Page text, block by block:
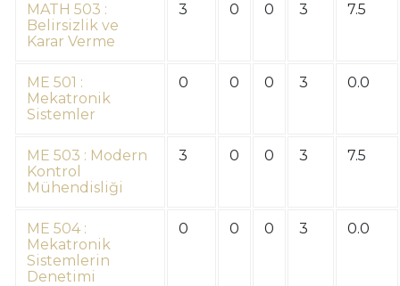
MATH 503 :
Belirsizlik ve
Karar Verme
3 0 0 3 7.5
ME 501 :
Mekatronik
Sistemler
0 0 0 3 0.0
ME 503 : Modern
Kontrol
Mühendisliği
3 0 0 3 7.5
ME 504 :
Mekatronik
Sistemlerin
Denetimi
0 0 0 3 0.0